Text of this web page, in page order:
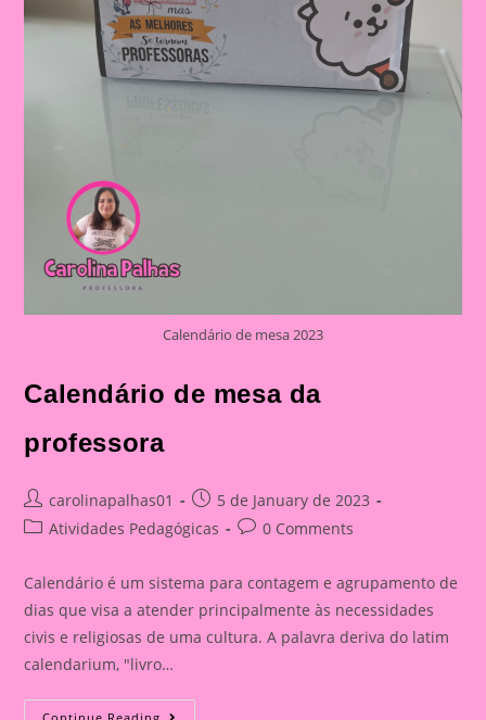
Calendário de mesa 2023
Calendário de mesa da
professora
Post
author:
carolinapalhas01
Post
published:
5 de January de 2023
PostAtividades Pedagógicas
Post0 Comments
Calendário é um sistema para contagem e agrupamento de
dias que visa a atender principalmente às necessidades
civis e religiosas de uma cultura. A palavra deriva do latim
calendarium, "livro…